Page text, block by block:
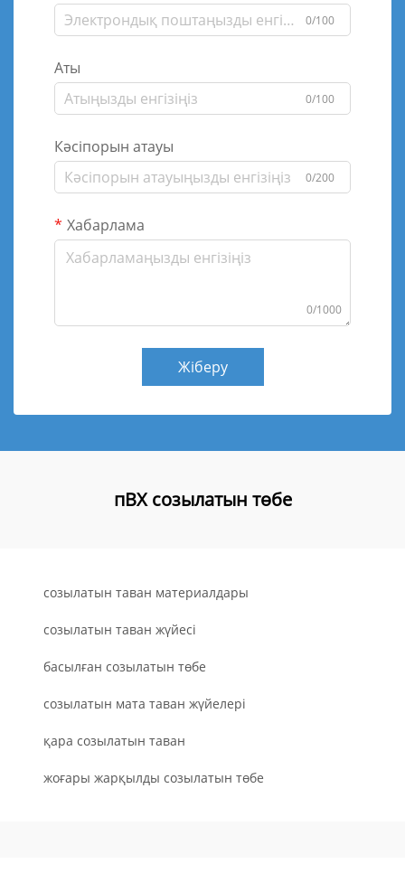
0/100
Аты
0/100
Кәсіпорын атауы
0/200
Хабарлама
0/1000
Жіберу
пВХ созылатын төбе
созылатын таван материалдары
созылатын таван жүйесі
басылған созылатын төбе
созылатын мата таван жүйелері
қара созылатын таван
жоғары жарқылды созылатын төбе